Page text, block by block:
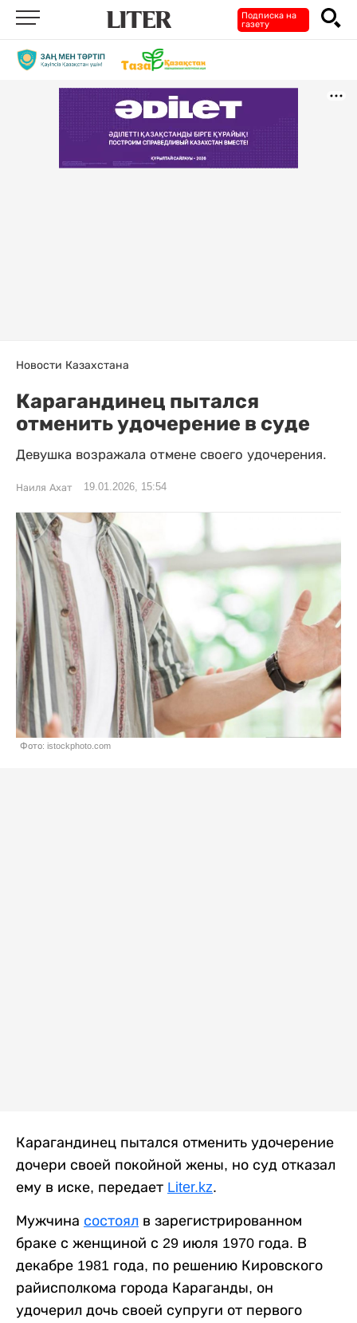
Подписка на
газету
Новости Казахстана
Карагандинец пытался
отменить удочерение в суде
Девушка возражала отмене своего удочерения.
Наиля Ахат 19.01.2026, 15:54
Фото: istockphoto.com
Карагандинец пытался отменить удочерение
дочери своей покойной жены, но суд отказал
ему в иске, передает Liter.kz.
Мужчина состоял в зарегистрированном
браке с женщиной с 29 июля 1970 года. В
декабре 1981 года, по решению Кировского
райисполкома города Караганды, он
удочерил дочь своей супруги от первого